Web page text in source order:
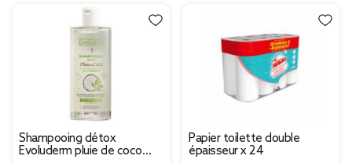
Shampooing détox
Evoluderm pluie de coco
Papier toilette double
épaisseur x 24